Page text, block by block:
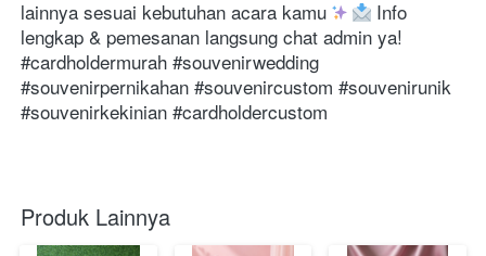
lainnya sesuai kebutuhan acara kamu
Info
lengkap & pemesanan langsung chat admin ya!
#cardholdermurah #souvenirwedding
#souvenirpernikahan #souvenircustom #souvenirunik
#souvenirkekinian #cardholdercustom
Produk Lainnya